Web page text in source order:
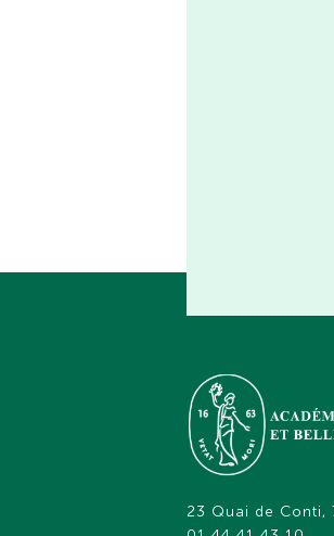
23 Quai de Conti,